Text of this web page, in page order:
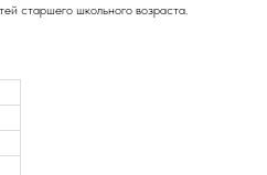
старшего школьного возраста.